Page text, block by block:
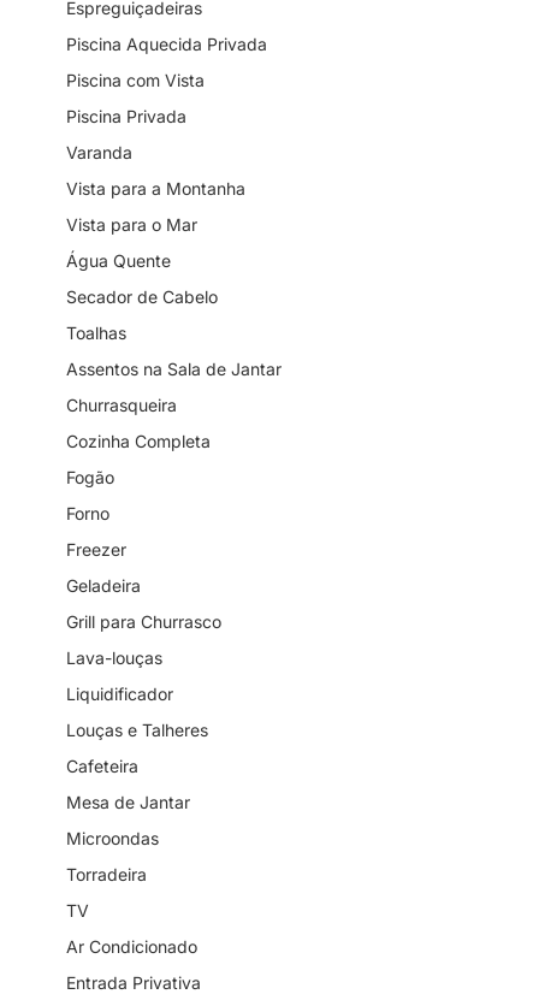
Espreguiçadeiras
Piscina Aquecida Privada
Piscina com Vista
Piscina Privada
Varanda
Vista para a Montanha
Vista para o Mar
Água Quente
Secador de Cabelo
Toalhas
Assentos na Sala de Jantar
Churrasqueira
Cozinha Completa
Fogão
Forno
Freezer
Geladeira
Grill para Churrasco
Lava-louças
Liquidificador
Louças e Talheres
Cafeteira
Mesa de Jantar
Microondas
Torradeira
TV
Ar Condicionado
Entrada Privativa